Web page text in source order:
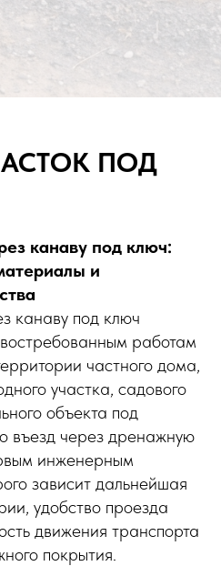
ПОД
канаву под ключ:
и
канаву под ключ
работам
частного дома,
участка, садового
объекта под
въезд через дренажную
инженерным
зависит дальнейшая
удобство проезда
движения транспорта
покрытия.